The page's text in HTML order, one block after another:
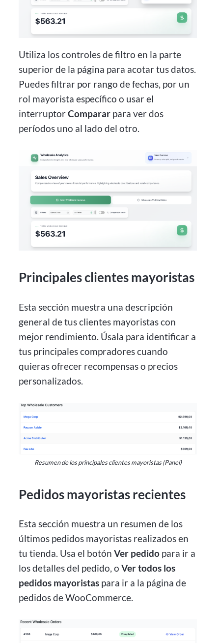
Utiliza los controles de filtro en la parte
superior de la página para acotar tus datos.
Puedes filtrar por rango de fechas, por un
rol mayorista específico o usar el
interruptorComparar para ver dos
períodos uno al lado del otro.
Principales clientes mayoristas
Esta sección muestra una descripción
general de tus clientes mayoristas con
mejor rendimiento. Úsala para identificar a
tus principales compradores cuando
quieras ofrecer recompensas o precios
personalizados.
Resumen de los principales clientes mayoristas (Panel)
Pedidos mayoristas recientes
Esta sección muestra un resumen de los
últimos pedidos mayoristas realizados en
tu tienda. Usa el botónVer pedido para ir a
los detalles del pedido, oVer todos los
pedidos mayoristas para ir a la página de
pedidos de WooCommerce.